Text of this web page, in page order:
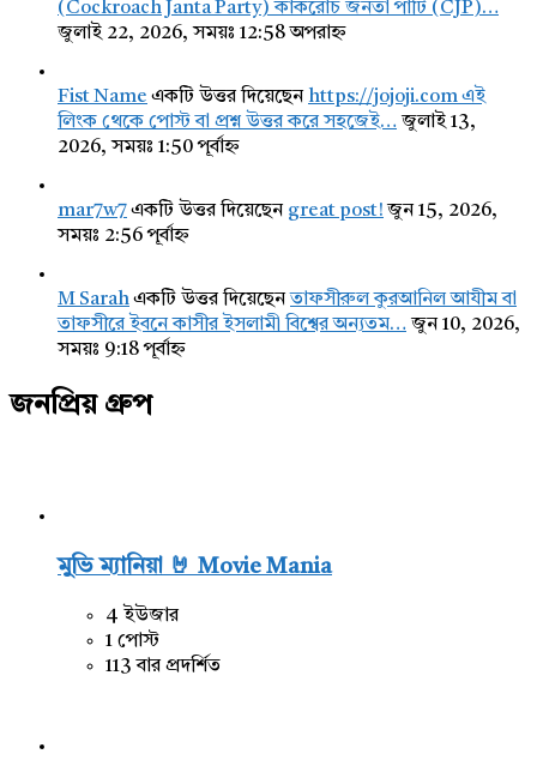
(Cockroach Janta Party) কাকরোচ জনতা পার্টি (CJP)…
জুলাই 22, 2026, সময়ঃ 12:58 অপরাহ্ন
Fist Name একটি উত্তর দিয়েছেন https://jojoji.com এই
লিংক থেকে পোস্ট বা প্রশ্ন উত্তর করে সহজেই… জুলাই 13,
2026, সময়ঃ 1:50 পূর্বাহ্ন
mar7w7একটি উত্তর দিয়েছেন great post! জুন 15, 2026,
সময়ঃ 2:56 পূর্বাহ্ন
M Sarahএকটি উত্তর দিয়েছেনতাফসীরুল কুরআনিল আযীম বা
তাফসীরে ইবনে কাসীর ইসলামী বিশ্বের অন্যতম… জুন 10, 2026,
সময়ঃ 9:18 পূর্বাহ্ন
জনপ্রিয় গ্রুপ
মুভি ম্যানিয়া 🤘 Movie Mania
4 ইউজার
1 পোস্ট
113 বার প্রদর্শিত